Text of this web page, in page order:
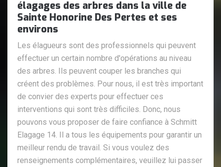
élagages des arbres dans la ville de
Sainte Honorine Des Pertes et ses
environs
Les élagueurs sont des professionnels qui peuvent
effectuer un certain nombre d'opérations au niveau
des arbres. Ils peuvent couper les branches qui
créent des problèmes. Pour nous, il est très important
de convier des experts pour effectuer ces
interventions qui sont très difficiles. Donc, nous
pouvons vous proposer de faire confiance à Schmitt
Elagage 14. Il a tous les équipements pour garantir un
meilleur rendu de travail. Si vous voulez des
renseignements complémentaires, veuillez lui passer